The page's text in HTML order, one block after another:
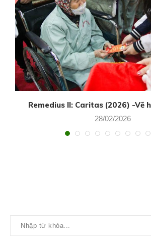
Remedius II: Caritas (2026) -Vẽ
28/02/2026